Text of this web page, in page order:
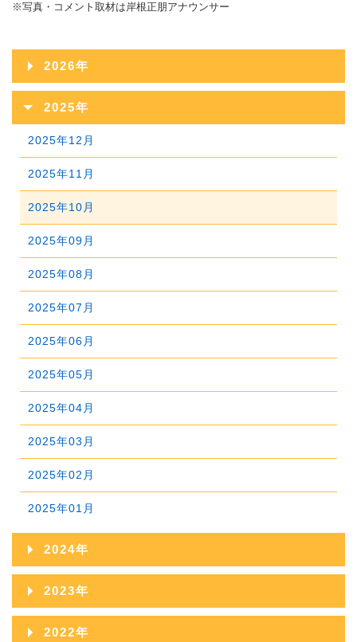
※写真・コメント取材は岸根正朋アナウンサー
2026年
2026年08月
2026年07月
2026年06月
2026年05月
2026年04月
2026年03月
2026年02月
2026年01月
2025年
2025年12月
2025年11月
2025年10月
2025年09月
2025年08月
2025年07月
2025年06月
2025年05月
2025年04月
2025年03月
2025年02月
2025年01月
2024年
2024年12月
2024年11月
2023年
2023年12月
2022年